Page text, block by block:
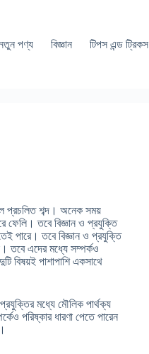
পণ্য বিজ্ঞান টিপস এন্ড ট্রিকস
প্রচলিত শব্দ। অনেক সময়
ফেলি। তবে বিজ্ঞান ও প্রযুক্তি
পারে। তবে বিজ্ঞান ও প্রযুক্তি
তবে এদের মধ্যে সম্পর্কও
বিষয়ই পাশাপাশি একসাথে
মধ্যে মৌলিক পার্থক্য
পরিষ্কার ধারণা পেতে পারেন